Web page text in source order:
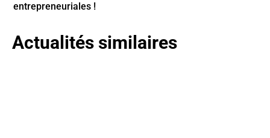
entrepreneuriales !
Actualités similaires